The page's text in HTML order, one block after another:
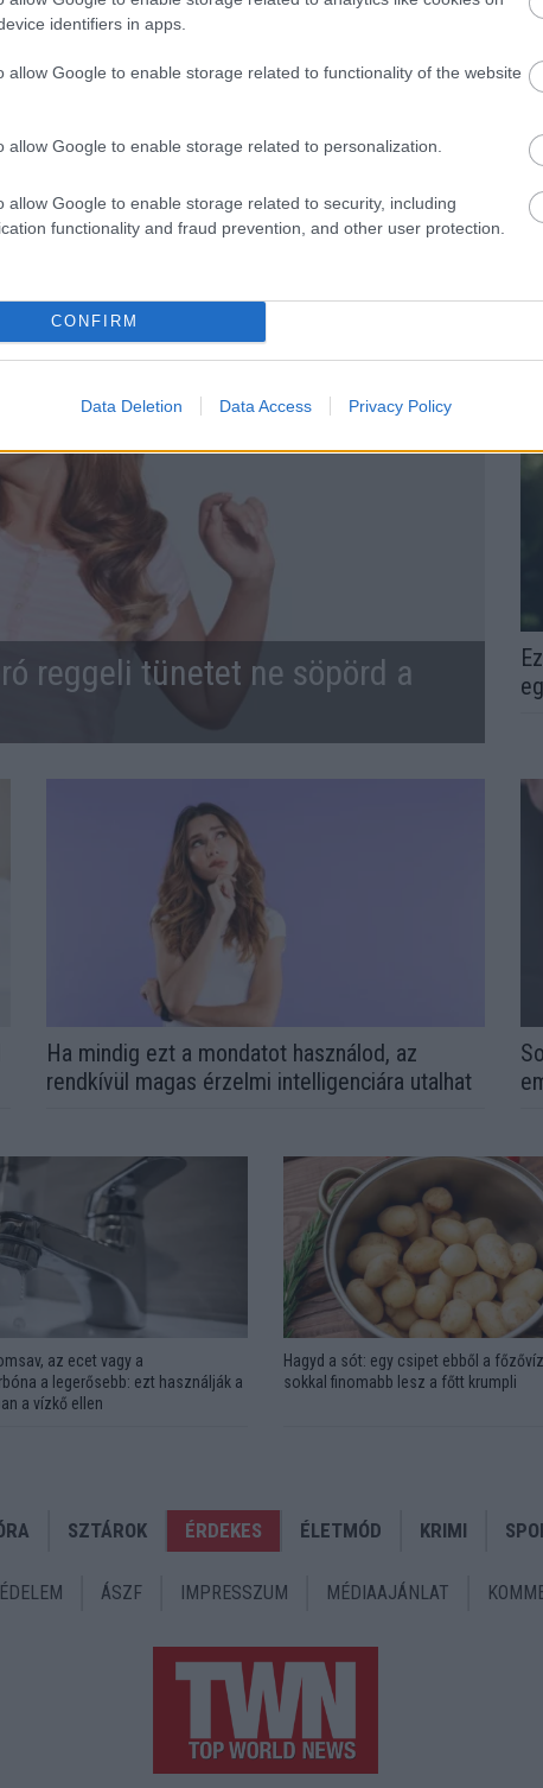
identifiers in apps.
allow Google to enable storage related to functionality of the website
allow Google to enable storage related to personalization.
allow Google to enable storage related to security, including
functionality and fraud prevention, and other user protection.
CONFIRM
Data Deletion Data Access Privacy Policy
felajánlották, hogy kifizetik a
küldik el a baba holttestét egy másik
vessék alá.
MŰTÉT
reggeli tünetet ne söpörd a
Ha mindig ezt a mondatot használod, az
rendkívül magas érzelmi intelligenciára utalhat
az ecet vagy a
a legerősebb: ezt használják a
a vízkő ellen
Hagyd a sót: egy csipet ebből a
sokkal finomabb lesz a főtt krumpli
SZTÁROK ÉRDEKES ÉLETMÓD KRIMI
ÁSZF IMPRESSZUM MÉDIAAJÁNLAT